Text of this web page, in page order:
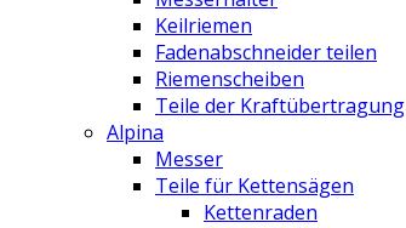
Keilriemen
Fadenabschneider teilen
Riemenscheiben
Teile der Kraftübertragung
Alpina
Messer
Teile für Kettensägen
Kettenraden